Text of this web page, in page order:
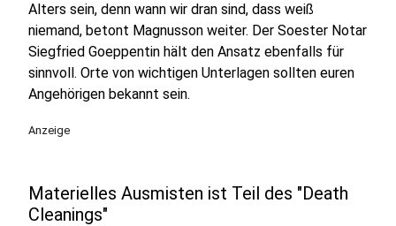
Alters sein, denn wann wir dran sind, dass weiß
niemand, betont Magnusson weiter. Der Soester Notar
Siegfried Goeppentin hält den Ansatz ebenfalls für
sinnvoll. Orte von wichtigen Unterlagen sollten euren
Angehörigen bekannt sein.
Anzeige
Materielles Ausmisten ist Teil des "Death
Cleanings"